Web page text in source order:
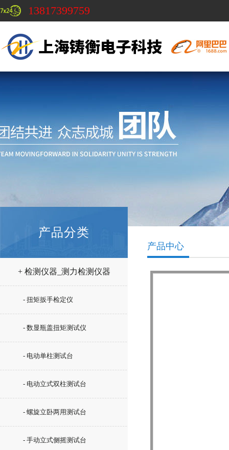
13817399759
产品分类
+ 检测仪器_测力检测仪器
- 扭矩扳手检定仪
- 数显瓶盖扭矩测试仪
- 电动单柱测试台
- 电动立式双柱测试台
- 螺旋立卧两用测试台
- 手动立式侧摇测试台
产品中心